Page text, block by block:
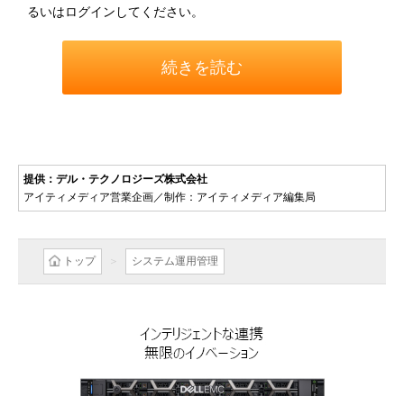
るいはログインしてください。
続きを読む
提供：デル・テクノロジーズ株式会社
アイティメディア営業企画／制作：アイティメディア編集局
トップ システム運用管理